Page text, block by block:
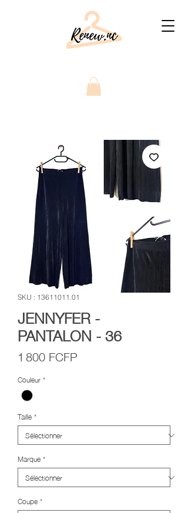
SKU : 13611011.01
JENNYFER -
PANTALON - 36
1 800 FCFP
Couleur*
Taille*
Marque*
Coupe*